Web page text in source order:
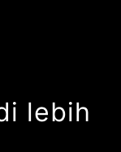
lebih